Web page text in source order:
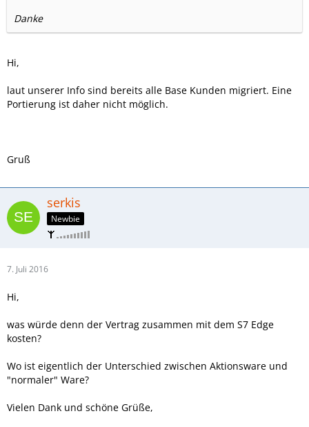
Danke
Hi,
laut unserer Info sind bereits alle Base Kunden migriert. Eine
Portierung ist daher nicht möglich.
Gruß
serkis
Newbie
7. Juli 2016
Hi,
was würde denn der Vertrag zusammen mit dem S7 Edge
kosten?
Wo ist eigentlich der Unterschied zwischen Aktionsware und
"normaler" Ware?
Vielen Dank und schöne Grüße,